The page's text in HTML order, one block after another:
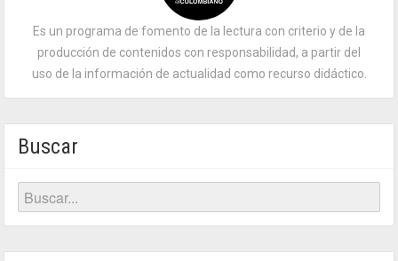
Es un programa de fomento de la lectura con criterio y de la
producción de contenidos con responsabilidad, a partir del
uso de la información de actualidad como recurso didáctico.
Buscar